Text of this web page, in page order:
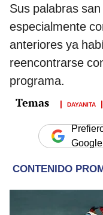
Sus palabras
especialmente
anteriores ya
reencontrarse
programa.
DAYANITA
Google